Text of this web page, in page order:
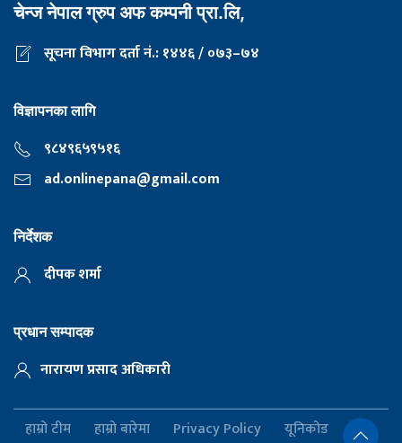
चेन्ज नेपाल ग्रुप अफ कम्पनी प्रा.लि,
सूचना विभाग दर्ता नं.: १४४६ / ०७३–७४
विज्ञापनका लागि
९८४९६५९५१६
ad.onlinepana@gmail.com
निर्देशक
दीपक शर्मा
प्रधान सम्पादक
नारायण प्रसाद अधिकारी
हाम्रो टीम हाम्रो बारेमा Privacy Policy यूनिकोड